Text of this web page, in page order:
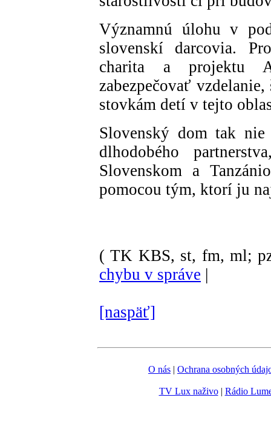
Významnú úlohu v
slovenskí darcovia.
charita a projektu
zabezpečovať
stovkám detí v tejto
Slovenský dom tak
dlhodobého
Slovenskom a
pomocou tým, ktorí ju
( TK KBS, st, fm, ml;
chybu v správe |
[naspäť]
O nás | Ochrana osobných
TV Lux naživo| Rádio